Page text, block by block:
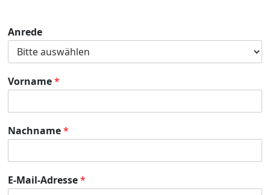
Anrede
Vorname*
Nachname*
E-Mail-Adresse*